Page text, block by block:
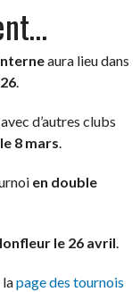
aura lieu dans
d’autres clubs
le 8 mars
en double
le 26 avril
lapage des tournois